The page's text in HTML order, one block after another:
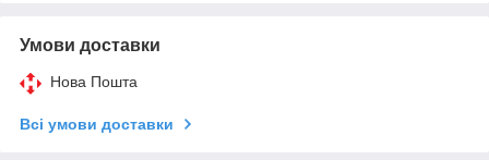
Умови доставки
Нова Пошта
Всі умови доставки